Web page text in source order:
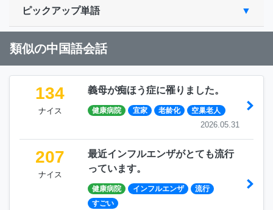
ピックアップ単語
類似の中国語会話
134
ナイス
義母が痴ほう症に罹りました。
健康病院 宜家 老龄化 空巢老人
2026.05.31
207
ナイス
最近インフルエンザがとても流行
っています。
健康病院 インフルエンザ
流行
すごい